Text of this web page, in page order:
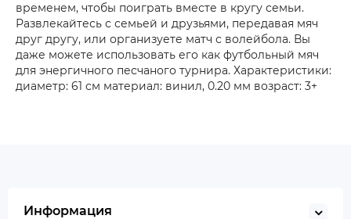
временем, чтобы поиграть вместе в кругу семьи.
Развлекайтесь с семьей и друзьями, передавая мяч
друг другу, или организуете матч с волейбола. Вы
даже можете использовать его как футбольный мяч
для энергичного песчаного турнира. Характеристики:
диаметр: 61 см материал: винил, 0.20 мм возраст: 3+
Информация